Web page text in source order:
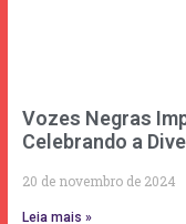
Vozes Negras
Celebrando a
20 de novembro de 2024
Leia mais »